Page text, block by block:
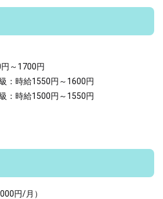
～1700円
：時給1550円～1600円
：時給1500円～1550円
円/月）